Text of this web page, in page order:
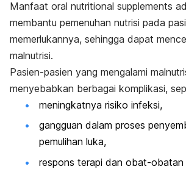
Manfaat oral nutritional supplements
membantu pemenuhan nutrisi pada
memerlukannya, sehingga dapat
malnutrisi.
Pasien-pasien yang mengalami
menyebabkan berbagai komplikasi,
meningkatnya risiko infeksi,
gangguan dalam proses
pemulihan luka,
respons terapi dan obat-obatan